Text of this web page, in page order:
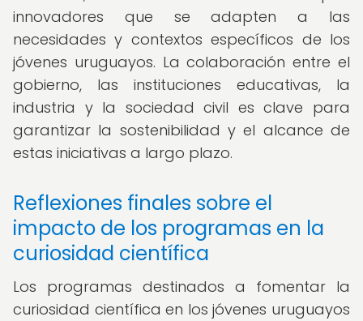
innovadores que se adapten a las
necesidades y contextos específicos de los
jóvenes uruguayos. La colaboración entre el
gobierno, las instituciones educativas, la
industria y la sociedad civil es clave para
garantizar la sostenibilidad y el alcance de
estas iniciativas a largo plazo.
Reflexiones finales sobre el
impacto de los programas en la
curiosidad científica
Los programas destinados a fomentar la
curiosidad científica en los jóvenes uruguayos